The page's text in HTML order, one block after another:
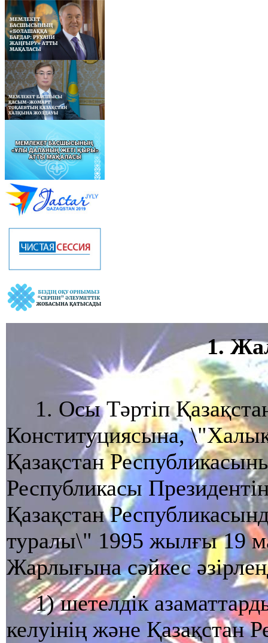
1.
1. Осы Тәртіп
Конституциясына,
Қазақстан
Республикасы
Қазақстан
туралы\" 1995 жылғы 19
Жарлығына сәйкес
1) шетелдік
келуінің және Қазақстан